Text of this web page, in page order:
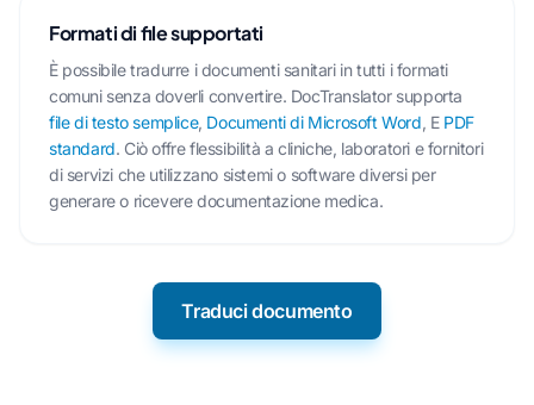
Formati di file supportati
È possibile tradurre i documenti sanitari in tutti i formati
comuni senza doverli convertire. DocTranslator supporta
file di testo semplice, Documenti di Microsoft Word, E PDF
standard. Ciò offre flessibilità a cliniche, laboratori e fornitori
di servizi che utilizzano sistemi o software diversi per
generare o ricevere documentazione medica.
Traduci documento